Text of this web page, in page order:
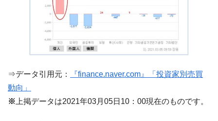
『Money1』
韓国製造業「半導体絶好調」のウラで他業
種は全般的「不調」⇒ PSIが示す現況は決して良くない。
『Money1』
ン』1人当たり賠償10万ウォンを認定 ⇒ 総額3兆7,000億
『Money1』
韓国型イージス搭載の次世代駆逐艦
「KDDX」1番艦、2032年竣工と公示
『Money1』
【対日本円】ウォン安が急進！ 日米の協調
⇒データ引用元：
『finance.naver.com』「投資家別売買
動向」
※上掲データは2021年03月05日10：00現在のものです。